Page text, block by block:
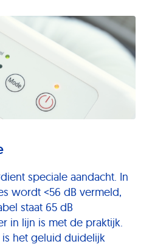
speciale aandacht. In
wordt <56 dB vermeld,
staat 65 dB
in lijn is met de praktijk.
het geluid duidelijk